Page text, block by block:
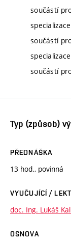
součástí
specializace
součástí
specializace
součástí
Typ (způsob)
PŘEDNÁŠKA
13 hod., povinná
VYUČUJÍCÍ /
doc. Ing. Lukáš
OSNOVA